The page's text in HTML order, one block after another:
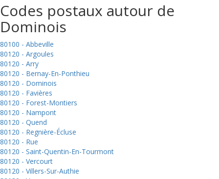
Codes postaux autour de
Dominois
80100 - Abbeville
80120 - Argoules
80120 - Arry
80120 - Bernay-En-Ponthieu
80120 - Dominois
80120 - Favières
80120 - Forest-Montiers
80120 - Nampont
80120 - Quend
80120 - Regnière-Écluse
80120 - Rue
80120 - Saint-Quentin-En-Tourmont
80120 - Vercourt
80120 - Villers-Sur-Authie